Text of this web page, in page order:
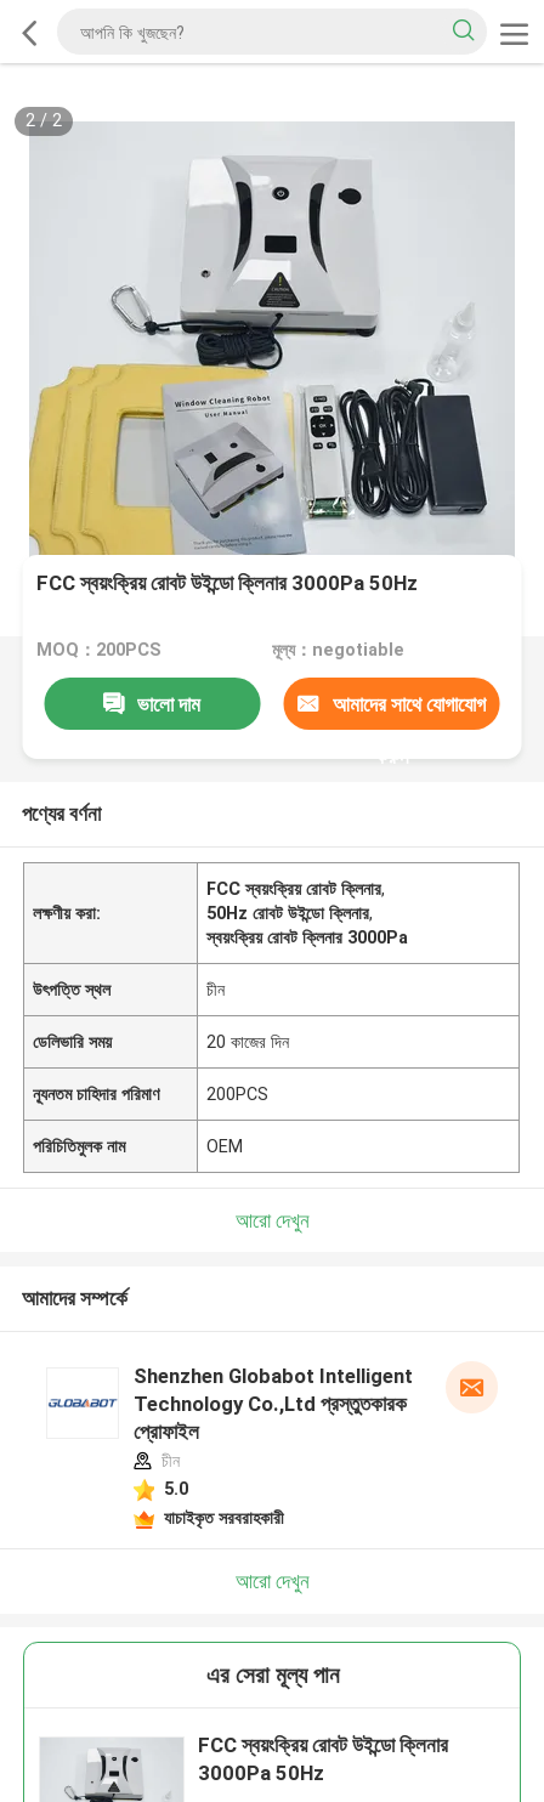
2/ 2
FCC স্বয়ংক্রিয় রোবট উইন্ডো ক্লিনার 3000Pa 50Hz
MOQ：200PCS মূল্য：negotiable
ভালো দাম আমাদের সাথে যোগাযোগ
করুন
পণ্যের বর্ণনা
লক্ষণীয় করা:
FCC স্বয়ংক্রিয় রোবট ক্লিনার,
50Hz রোবট উইন্ডো ক্লিনার,
স্বয়ংক্রিয় রোবট ক্লিনার 3000Pa
উৎপত্তি স্থল চীন
ডেলিভারি সময় 20 কাজের দিন
ন্যূনতম চাহিদার পরিমাণ 200PCS
পরিচিতিমুলক নাম OEM
আরো দেখুন
আমাদের সম্পর্কে
Shenzhen Globabot Intelligent
Technology Co.,Ltd প্রস্তুতকারক
প্রোফাইল
চীন
5.0
যাচাইকৃত সরবরাহকারী
আরো দেখুন
এর সেরা মূল্য পান
FCC স্বয়ংক্রিয় রোবট উইন্ডো ক্লিনার
3000Pa 50Hz